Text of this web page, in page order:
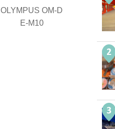
OLYMPUS OM-D
E-M10